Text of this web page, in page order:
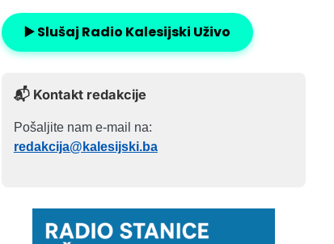
▶️ Slušaj Radio Kalesijski Uživo
📬 Kontakt redakcije
Pošaljite nam e-mail na:
redakcija@kalesijski.ba